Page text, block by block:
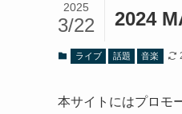
2024
2025
3/22
ライブ 話題 音楽
本サイトにはプロモ